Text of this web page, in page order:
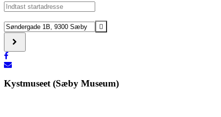
Address
-
Slægt
og
skæbne
gennem
300
år
Sæbygaard
Destination
Address
Slægt
og
skæbne
300
Kystmuseet (Sæby Museum)